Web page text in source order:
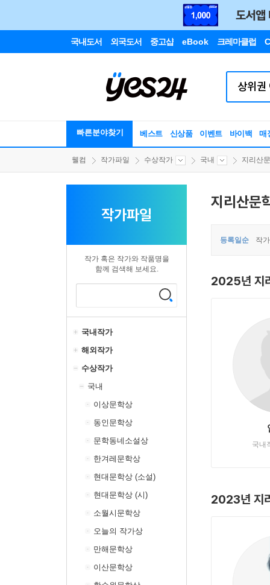
국내도서 외국도서 중고샵 eBook 크레마클럽
빠른분야찾기 베스트 신상품 이벤트 바이백 매
웰컴 작가파일 수상작가 국내 지리산
작가파일
작가 혹은 작가와 작품명을
함께 검색해 보세요.
국내작가
해외작가
수상작가
국내
이상문학상
동인문학상
문학동네소설상
한겨레문학상
현대문학상 (소설)
현대문학상 (시)
소월시문학상
오늘의 작가상
만해문학상
이산문학상
지리산문
등록일순 작
2025년 지
국내
2023년 지